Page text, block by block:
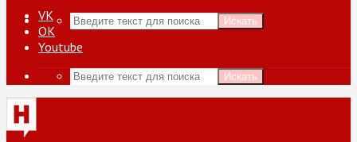
Искать
VK
ОК
Youtube
Искать